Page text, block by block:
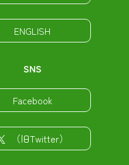
ENGLISH
SNS
Facebook
（旧Twitter）